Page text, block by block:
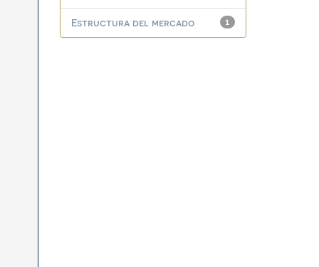
1
Estructura del mercado